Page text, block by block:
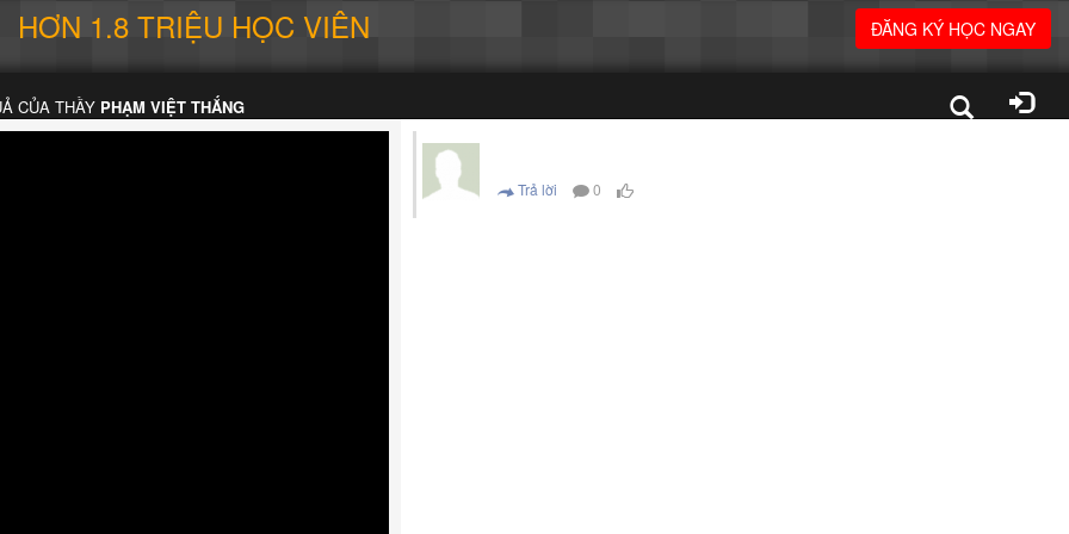
HƠN 1.8 TRIỆU HỌC VIÊN ĐĂNG KÝ HỌC NGAY
CỦA THẦY PHẠM VIỆT THẮNG
Trả lời 0